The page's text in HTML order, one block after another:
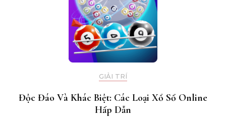
GIẢI TRÍ
Độc Đáo Và Khác Biệt: Các Loại Xổ Số Online
Hấp Dẫn